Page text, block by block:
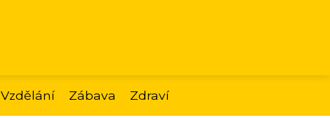
Vzdělání Zábava Zdraví